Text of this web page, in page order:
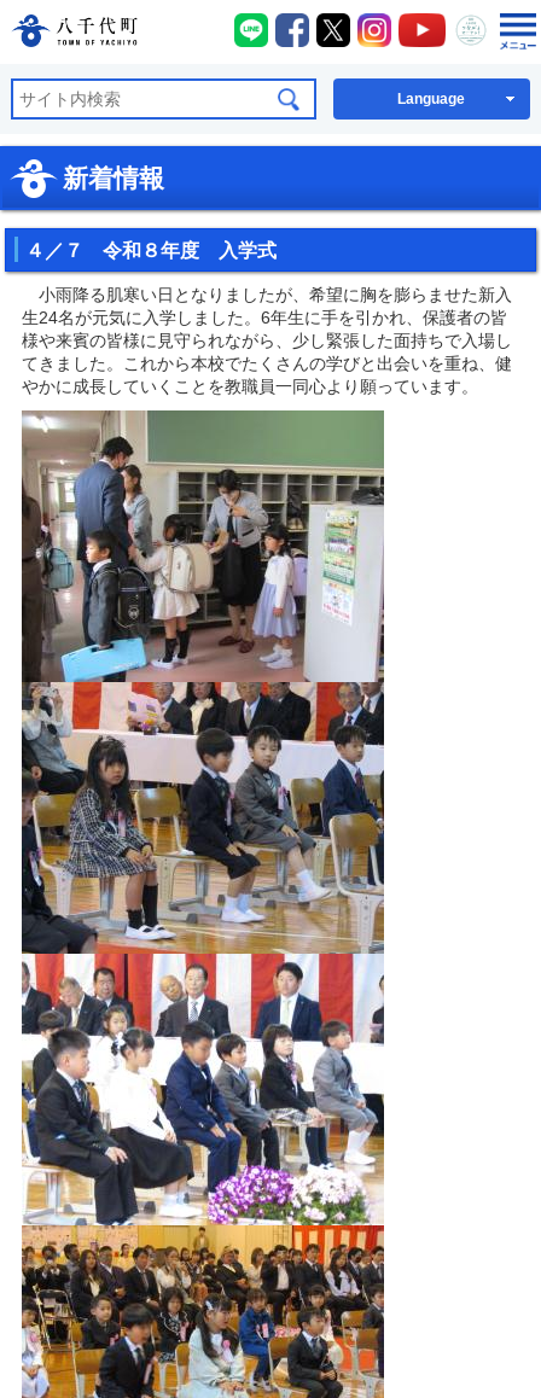
八千代町公式ホームページ
八千代町LINE
八千代町Facebook
八千代町X八千代町Instagram
八千代町
八千
Language
新着情報
４／７ 令和８年度 入学式
小雨降る肌寒い日となりましたが、希望に胸を膨らませた新入
生24名が元気に入学しました。6年生に手を引かれ、保護者の皆
様や来賓の皆様に見守られながら、少し緊張した面持ちで入場し
てきました。これから本校でたくさんの学びと出会いを重ね、健
やかに成長していくことを教職員一同心より願っています。